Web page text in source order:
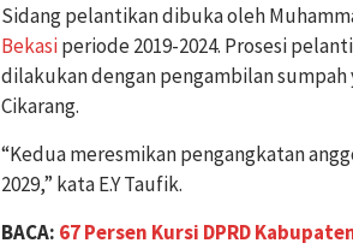
Sidang pelantikan dibuka oleh
Bekasiperiode 2019-2024. Prosesi
dilakukan dengan pengambilan
Cikarang.
“Kedua meresmikan pengangkatan
2029,” kata E.Y Taufik.
BACA: 67 Persen Kursi DPRD